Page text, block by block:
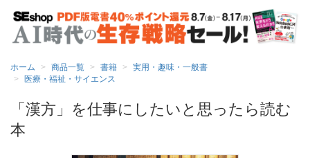
ホーム 商品一覧 書籍
実用・趣味・一般書
医療・福祉・サイエンス
「漢方」を仕事にしたいと思ったら読む
本